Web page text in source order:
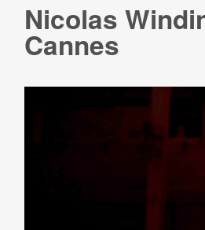
Nicolas
Cannes